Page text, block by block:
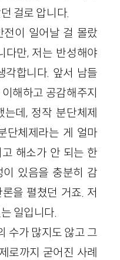
걸로 압니다.
이 일어날 걸 몰랐
다만, 저는 반성해야
각합니다. 앞서 남들
해하고 공감해주지
데, 정작 분단체제
단체제라는 게 얼마
해소가 안 되는 한
있음을 충분히 감
을 펼쳤던 거죠. 저
일입니다.
수가 많지도 않고 그
로까지 굳어진 사례